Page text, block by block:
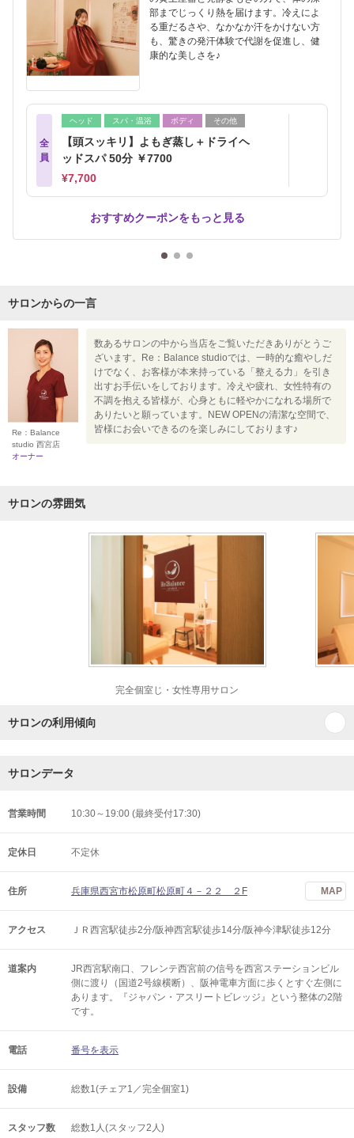
部までじっくり熱を届けます。冷えによ
る重だるさや、なかなか汗をかけない方
も、驚きの発汗体験で代謝を促進し、健
康的な美しさを♪
全
員
ヘッド スパ・温浴 ボディ その他
【頭スッキリ】よもぎ蒸し＋ドライヘ
ッドスパ 50分 ￥7700
¥7,700
おすすめクーポンをもっと見る
サロンからの一言
Re：Balance
studio 西宮店
オーナー
数あるサロンの中から当店をご覧いただきありがとうご
ざいます。Re：Balance studioでは、一時的な癒やしだ
けでなく、お客様が本来持っている「整える力」を引き
出すお手伝いをしております。冷えや疲れ、女性特有の
不調を抱える皆様が、心身ともに軽やかになれる場所で
ありたいと願っています。NEW OPENの清潔な空間で、
皆様にお会いできるのを楽しみにしております♪
サロンの雰囲気
完全個室じ・女性専用サロン
サロンの利用傾向
サロンデータ
営業時間 10:30～19:00 (最終受付17:30)
定休日 不定休
住所 兵庫県西宮市松原町松原町４－２２ ２F MAP
アクセス ＪＲ西宮駅徒歩2分/阪神西宮駅徒歩14分/阪神今津駅徒歩12分
道案内
JR西宮駅南口、フレンテ西宮前の信号を西宮ステーションビル
側に渡り（国道2号線横断）、阪神電車方面に歩くとすぐ左側に
あります。『ジャパン・アスリートビレッジ』という整体の2階
です。
電話 番号を表示
設備 総数1(チェア1／完全個室1)
スタッフ数 総数1人(スタッフ2人)